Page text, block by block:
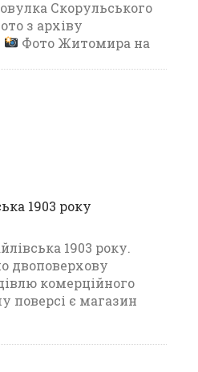
Скорульського
з архіву
Фото Житомира на
1903 року
1903 року.
двоповерхову
комерційного
є магазин